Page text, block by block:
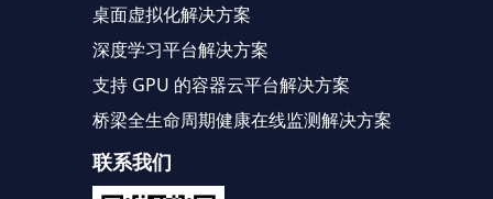
桌面虚拟化解决方案
深度学习平台解决方案
支持 GPU 的容器云平台解决方案
桥梁全生命周期健康在线监测解决方案
联系我们